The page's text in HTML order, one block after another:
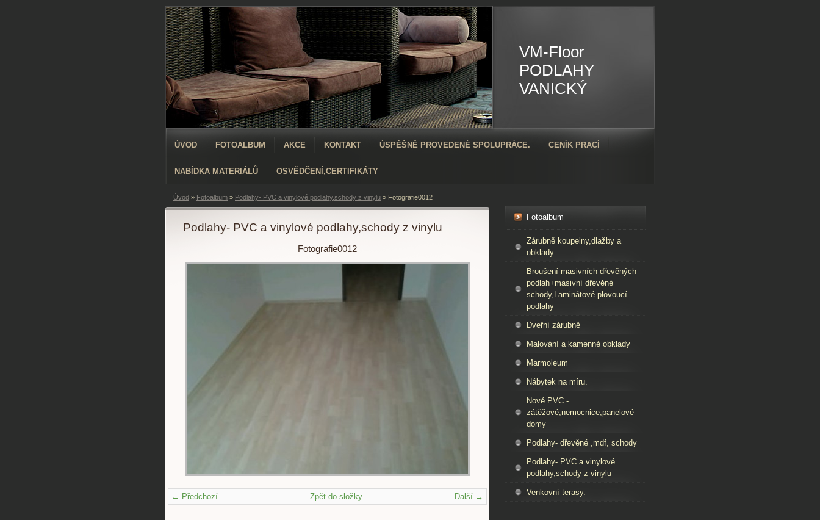
VM-Floor
PODLAHY
VANICKÝ
ÚVOD FOTOALBUM AKCE KONTAKT ÚSPĚŠNĚ PROVEDENÉ SPOLUPRÁCE. CENÍK PRACÍ
NABÍDKA MATERIÁLŮ OSVĚDČENÍ,CERTIFIKÁTY
Úvod » Fotoalbum » Podlahy- PVC a vinylové podlahy,schody z vinylu » Fotografie0012
Podlahy- PVC a vinylové podlahy,schody z vinylu
Fotografie0012
← Předchozí Další →
Zpět do složky
Fotoalbum
Zárubně koupelny,dlažby a
obklady.
Broušení masivních dřevěných
podlah+masivní dřevěné
schody,Laminátové plovoucí
podlahy
Dveřní zárubně
Malování a kamenné obklady
Marmoleum
Nábytek na míru.
Nové PVC.-
zátěžové,nemocnice,panelové
domy
Podlahy- dřevěné ,mdf, schody
Podlahy- PVC a vinylové
podlahy,schody z vinylu
Venkovní terasy.